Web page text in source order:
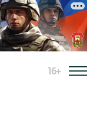
16+